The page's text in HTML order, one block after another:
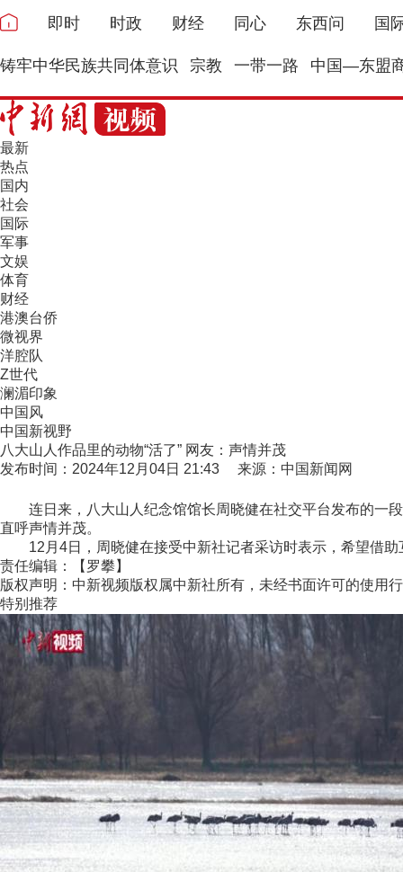
即时 时政 财经 同心 东西问 国
铸牢中华民族共同体意识 宗教 一带一路 中国—东盟
最新
热点
国内
社会
国际
军事
文娱
体育
财经
港澳台侨
微视界
洋腔队
Z世代
澜湄印象
中国风
中国新视野
八大山人作品里的动物“活了” 网友：声情并茂
发布时间：2024年12月04日 21:43 来源：中国新闻网
连日来，八大山人纪念馆馆长周晓健在社交平台发布的一段
直呼声情并茂。
12月4日，周晓健在接受中新社记者采访时表示，希望借助
责任编辑：【罗攀】
版权声明：中新视频版权属中新社所有，未经书面许可的使用
特别推荐